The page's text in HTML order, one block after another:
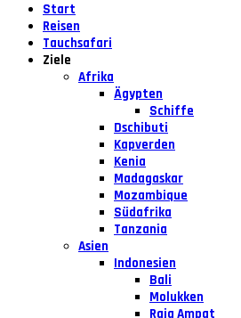
Start
Reisen
Tauchsafari
Ziele
Afrika
Ägypten
Schiffe
Dschibuti
Kapverden
Kenia
Madagaskar
Mozambique
Südafrika
Tanzania
Asien
Indonesien
Bali
Molukken
Raja Ampat